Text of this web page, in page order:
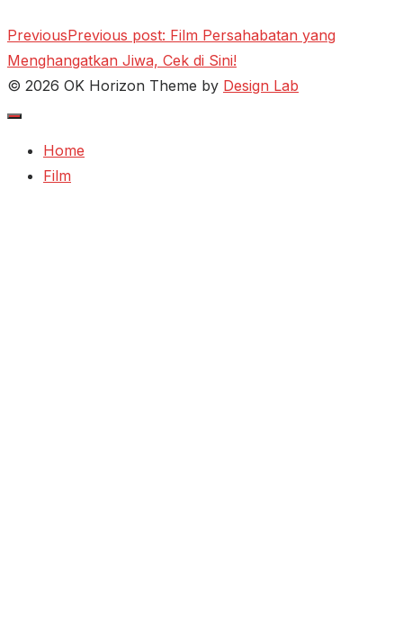
PreviousPrevious post: Film Persahabatan yang
Menghangatkan Jiwa, Cek di Sini!
© 2026 OK Horizon Theme by Design Lab
Home
Film